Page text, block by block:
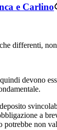
e Carlino
differenti,
devono
a
non